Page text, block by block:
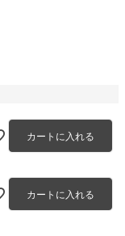
カートに入れる
カートに入れる